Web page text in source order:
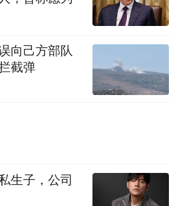
张翘现场演唱《约起来去太原》
向己方部队
截弹
生子，公司